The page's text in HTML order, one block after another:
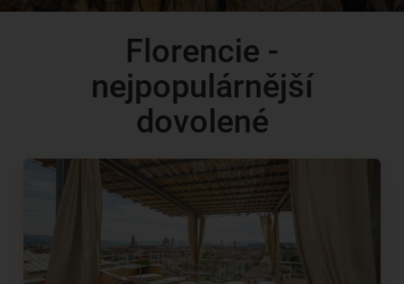
Florencie -
nejpopulárnější
dovolené